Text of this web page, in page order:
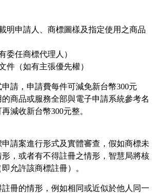
明申請人、商標圖樣及指定使用之商品
委任商標代理人）
件（如有主張優先權）
請，申請費每件可減免新台幣300元
商品或服務全部與電子申請系統參考名
減收新台幣300元整。
請案進行形式及實體審查，假如商標未
，或者有不得註冊之情形，智慧局將核
允許該商標註冊）。
冊的情形，例如相同或近似於他人同一